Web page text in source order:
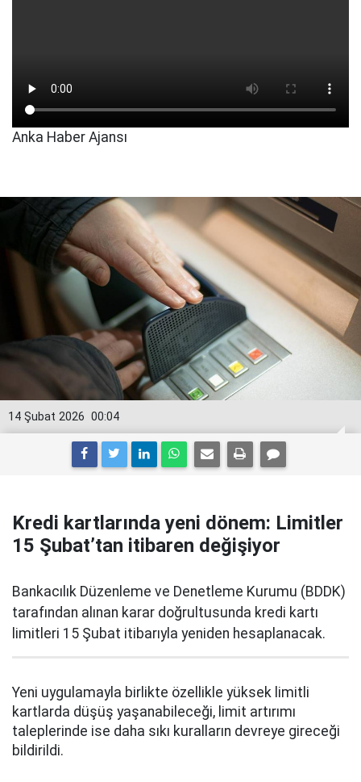
Anka Haber Ajansı
00:04
14 Şubat 2026
Kredi kartlarında yeni dönem: Limitler
15 Şubat’tan itibaren değişiyor
Bankacılık Düzenleme ve Denetleme Kurumu (BDDK)
tarafından alınan karar doğrultusunda kredi kartı
limitleri 15 Şubat itibarıyla yeniden hesaplanacak.
Yeni uygulamayla birlikte özellikle yüksek limitli
kartlarda düşüş yaşanabileceği, limit artırımı
taleplerinde ise daha sıkı kuralların devreye gireceği
bildirildi.